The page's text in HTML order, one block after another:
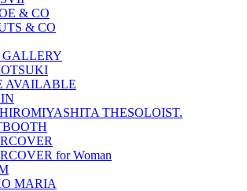
& CO
& CO
GALLERY
AVAILABLE
THESOLOIST.
for Woman
MARIA